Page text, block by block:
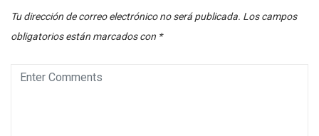
Tu dirección de correo electrónico no será publicada. Los campos
obligatorios están marcados con *